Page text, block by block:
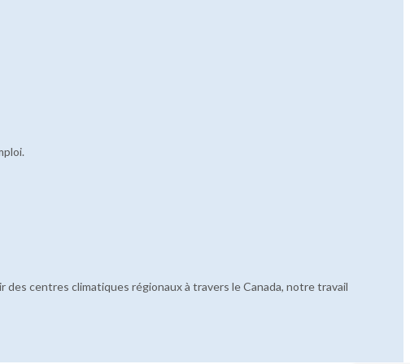
centres climatiques régionaux à travers le Canada, notre travail